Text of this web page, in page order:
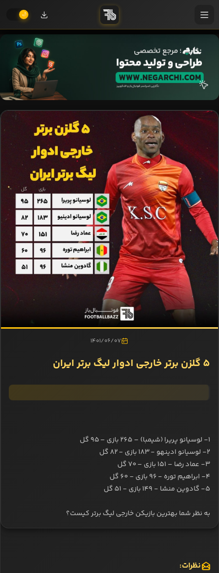
1401/06/07
5 گلزن برتر خارجی ادوار لیگ برتر ایران
۱- لوسیانو پریرا (شیمبا) – ۲۶۵ بازی – ۹۵ گل
۲- لوسیانو ادینهو - ۱۸۳ بازی - ۸۲ گل
۳- عماد رضا – ۱۵۱ بازی – ۷۰ گل
۴- ابراهیم توره - ۹۶ بازی - ۶۰ گل
۵- گادوین منشا - ۱۴۹ بازی - ۵۱ گل
به نظر شما بهترین بازیکن خارجی لیگ برتر کیست؟
نظرات: